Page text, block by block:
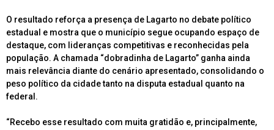
O resultado reforça a presença de Lagarto no debate político
estadual e mostra que o município segue ocupando espaço de
destaque, com lideranças competitivas e reconhecidas pela
população. A chamada “dobradinha de Lagarto” ganha ainda
mais relevância diante do cenário apresentado, consolidando o
peso político da cidade tanto na disputa estadual quanto na
federal.
“Recebo esse resultado com muita gratidão e, principalmente,